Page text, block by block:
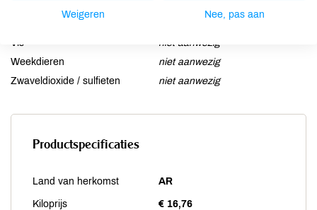
Vis
niet aanwezig
Weekdieren
niet aanwezig
Zwaveldioxide / sulfieten
niet aanwezig
Productspecificaties
Land van herkomst AR
Kiloprijs € 16,76
Weigeren Nee, pas aan